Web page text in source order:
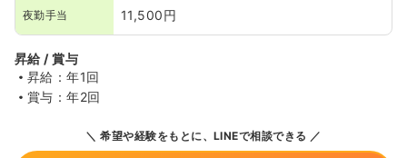
夜勤手当 11,500円
昇給 / 賞与
昇給：年1回
賞与：年2回
希望や経験をもとに、LINEで相談できる